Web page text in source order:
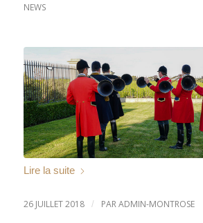
NEWS
Lire la suite
26 JUILLET 2018 / PARADMIN-MONTROSE